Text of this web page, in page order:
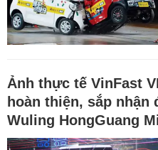
Ảnh thực tế VinFast
hoàn thiện, sắp nhận
Wuling HongGuang